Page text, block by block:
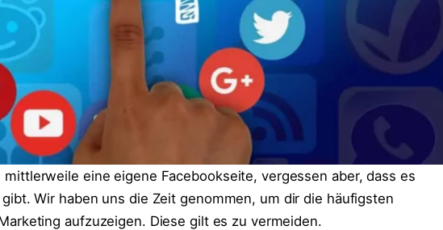
eine eigene Facebookseite, vergessen aber, dass es
Wir haben uns die Zeit genommen, um dir die häufigsten
aufzuzeigen. Diese gilt es zu vermeiden.